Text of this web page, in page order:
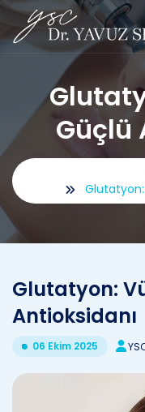
Güçlü
Glutatyon:
Antioksidanı
06 Ekim 2025